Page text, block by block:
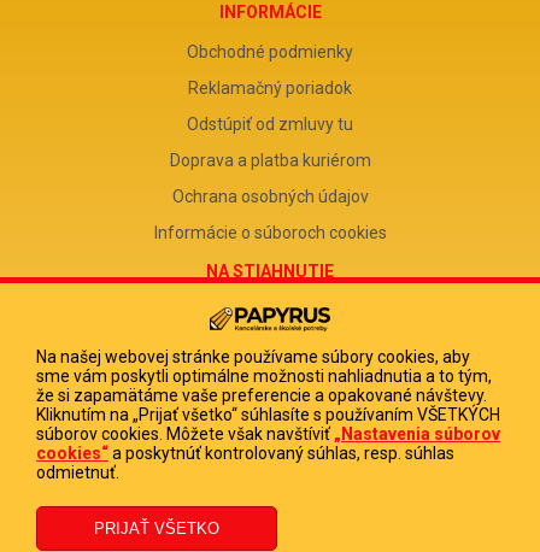
INFORMÁCIE
Obchodné podmienky
Reklamačný poriadok
Odstúpiť od zmluvy tu
Doprava a platba kuriérom
Ochrana osobných údajov
Informácie o súboroch cookies
NA STIAHNUTIE
Reklamačný formulár
Odstúpenie od zmluvy
Poučenie o odstúpení od zmluvy
FIRMA
PAPYRUS POPRAD, s.r.o.
DIČ 2020513880
Na našej webovej stránke používame súbory cookies, aby
sme vám poskytli optimálne možnosti nahliadnutia a to tým,
že si zapamätáme vaše preferencie a opakované návštevy.
Kliknutím na „Prijať všetko“ súhlasíte s používaním VŠETKÝCH
súborov cookies. Môžete však navštíviť „Nastavenia súborov
cookies“a poskytnúť kontrolovaný súhlas, resp. súhlas
odmietnuť.